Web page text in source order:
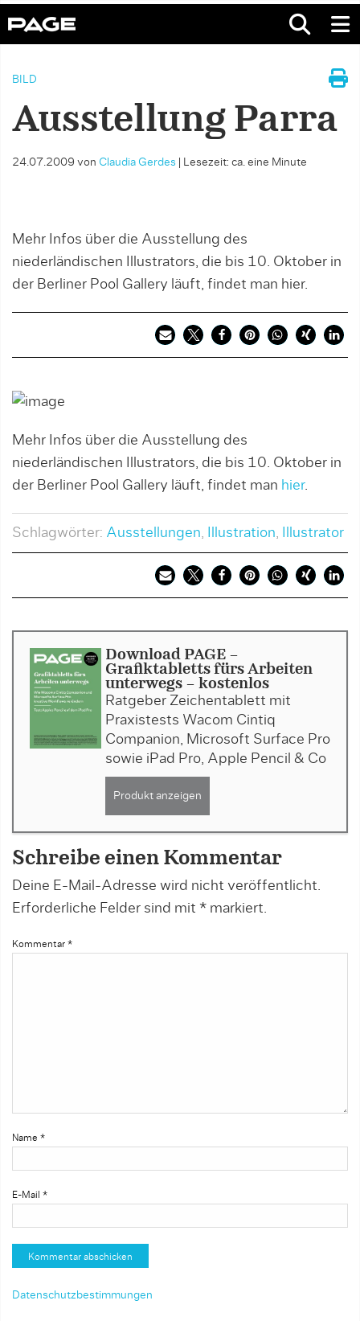
BILD
Ausstellung Parra
24.07.2009 von Claudia Gerdes Lesezeit: ca. eine Minute
Mehr Infos über die Ausstellung des
niederländischen Illustrators, die bis 10. Oktober in
der Berliner Pool Gallery läuft, findet man hier.
Mehr Infos über die Ausstellung des
niederländischen Illustrators, die bis 10. Oktober in
der Berliner Pool Gallery läuft, findet man hier.
Schlagwörter: Ausstellungen Illustration Illustrator
Download PAGE -
Grafiktabletts fürs Arbeiten
unterwegs - kostenlos
Ratgeber Zeichentablett mit
Praxistests Wacom Cintiq
Companion, Microsoft Surface Pro
sowie iPad Pro, Apple Pencil & Co
Produkt anzeigen
Schreibe einen Kommentar
Deine E-Mail-Adresse wird nicht veröffentlicht.
Erforderliche Felder sind mit * markiert.
Kommentar *
Name *
E-Mail *
Datenschutzbestimmungen